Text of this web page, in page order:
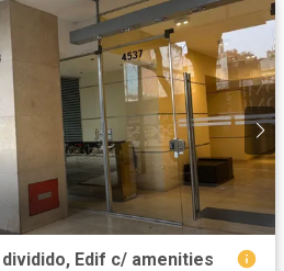
Edif c/ amenities